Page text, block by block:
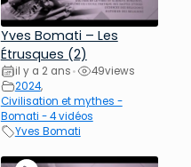
Yves Bomati – Les
Étrusques (2)
il y a 2 ans • 49views
2024,
Civilisation et mythes -
Bomati - 4 vidéos
Yves Bomati